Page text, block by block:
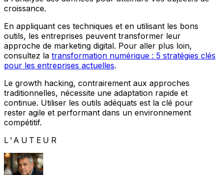
croissance.
En appliquant ces techniques et en utilisant les bons
outils, les entreprises peuvent transformer leur
approche de marketing digital. Pour aller plus loin,
consultez la transformation numérique : 5 stratégies clés
pour les entreprises actuelles.
Le growth hacking, contrairement aux approches
traditionnelles, nécessite une adaptation rapide et
continue. Utiliser les outils adéquats est la clé pour
rester agile et performant dans un environnement
compétitif.
L'AUTEUR